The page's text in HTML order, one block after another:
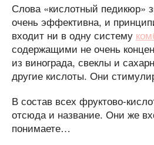
Слова «кислотный педикюр»
очень эффективна, и
входит ни в одну систему
содержащими не очень
из винограда, свеклы и
другие кислоты. Они
В состав всех фруктово-
отсюда и название. Они же
понимаете…